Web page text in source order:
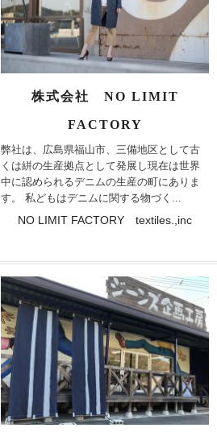
株式会社 NO LIMIT
FACTORY
弊社は、広島県福山市、三備地区として古
くは絣の生産拠点として発展し現在は世界
中に認められるデニムの生産の町にありま
す。 私どもはデニムに関する物づく...
NO LIMIT FACTORY textiles.,inc